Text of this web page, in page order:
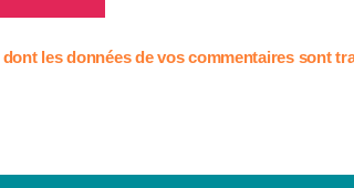
les données de vos commentaires sont